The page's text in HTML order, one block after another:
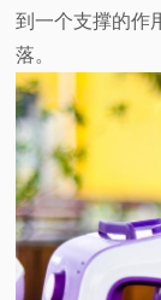
到一个支撑的作
落。